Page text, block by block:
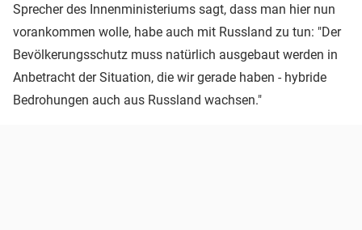
Sprecher des Innenministeriums sagt, dass man hier nun
vorankommen wolle, habe auch mit Russland zu tun: "Der
Bevölkerungsschutz muss natürlich ausgebaut werden in
Anbetracht der Situation, die wir gerade haben - hybride
Bedrohungen auch aus Russland wachsen."